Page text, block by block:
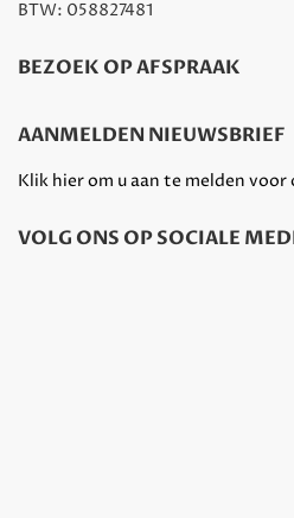
BTW: 058827481
BEZOEK OP AFSPRAAK
AANMELDEN NIEUWSBRIEF
Klik hier om u aan te melden
VOLG ONS OP SOCIALE